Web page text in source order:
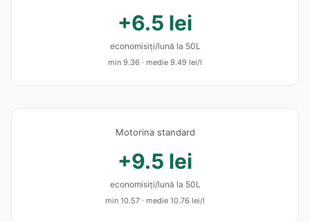
+6.5 lei
economisiți/lună la 50L
min 9.36 · medie 9.49 lei/l
Motorina standard
+9.5 lei
economisiți/lună la 50L
min 10.57 · medie 10.76 lei/l